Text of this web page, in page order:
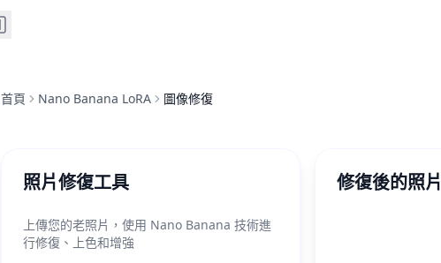
首頁 Nano Banana LoRA 圖像修復
照片修復工具
上傳您的老照片，使用 Nano Banana 技術進
行修復、上色和增強
修復後的照片